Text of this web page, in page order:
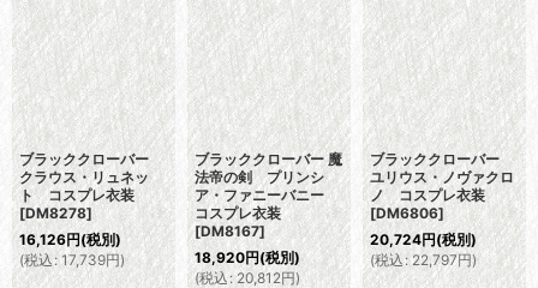
並び順:
絞り込む
ブラッククローバー
クラウス・リュネッ
ト コスプレ衣装
[DM8278]
16,126円(税別)
(税込: 17,739円)
ブラッククローバー 魔
法帝の剣 プリンシ
ア・ファニーバニー
コスプレ衣装
[DM8167]
18,920円(税別)
(税込: 20,812円)
ブラッククローバー
ユリウス・ノヴァクロ
ノ コスプレ衣装
[DM6806]
20,724円(税別)
(税込: 22,797円)